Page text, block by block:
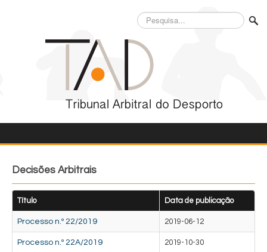
Pesquisa...
Decisões Arbitrais
Título Data de publicação
Processo n.º 22/2019 2019-06-12
Processo n.º 22A/2019 2019-10-30